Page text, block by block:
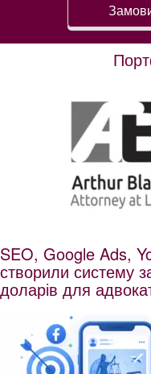
SEO, Google Ads,
створили систему
доларів для